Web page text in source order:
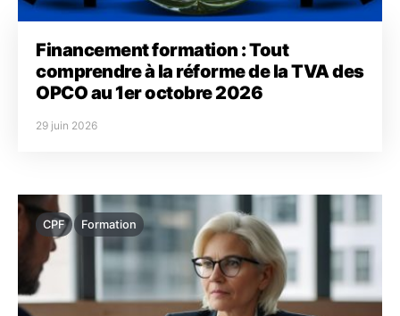
Financement formation : Tout
comprendre à la réforme de la TVA des
OPCO au 1er octobre 2026
29 juin 2026
CPF Formation